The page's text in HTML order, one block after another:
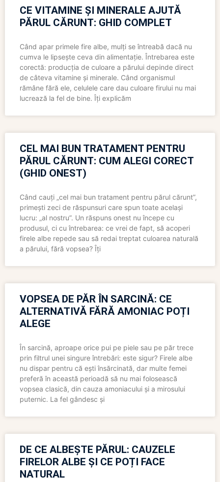
CE VITAMINE ȘI MINERALE AJUTĂ
PĂRUL CĂRUNT: GHID COMPLET
Când apar primele fire albe, mulți se întreabă dacă nu
cumva le lipsește ceva din alimentație. Întrebarea este
corectă: producția de culoare a părului depinde direct
de câteva vitamine și minerale. Când organismul
rămâne fără ele, celulele care dau culoare firului nu mai
lucrează la fel de bine. Îți explicăm
CEL MAI BUN TRATAMENT PENTRU
PĂRUL CĂRUNT: CUM ALEGI CORECT
(GHID ONEST)
Când cauți „cel mai bun tratament pentru părul cărunt”,
primești zeci de răspunsuri care spun toate același
lucru: „al nostru”. Un răspuns onest nu începe cu
produsul, ci cu întrebarea: ce vrei de fapt, să acoperi
firele albe repede sau să redai treptat culoarea naturală
a părului, fără vopsea? Îți
VOPSEA DE PĂR ÎN SARCINĂ: CE
ALTERNATIVĂ FĂRĂ AMONIAC POȚI
ALEGE
În sarcină, aproape orice pui pe piele sau pe păr trece
prin filtrul unei singure întrebări: este sigur? Firele albe
nu dispar pentru că ești însărcinată, dar multe femei
preferă în această perioadă să nu mai folosească
vopsea clasică, din cauza amoniacului și a mirosului
puternic. La fel gândesc și
DE CE ALBEȘTE PĂRUL: CAUZELE
FIRELOR ALBE ȘI CE POȚI FACE
NATURAL